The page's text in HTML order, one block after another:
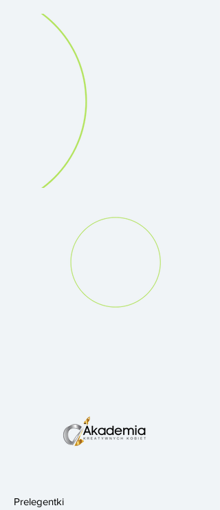
Prelegentki